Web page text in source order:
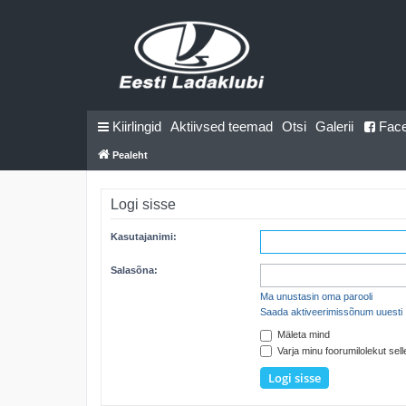
Kiirlingid Aktiivsed teemad Otsi Galerii
Pealeht
Logi sisse
Kasutajanimi:
Salasõna:
Ma unustasin oma parooli
Saada aktiveerimissõnum uuesti
Mäleta mind
Varja minu foorumilolekut